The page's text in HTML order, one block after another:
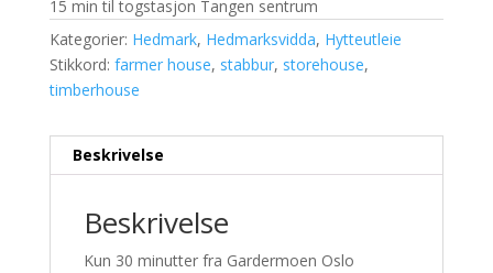
15 min til togstasjon Tangen sentrum
Kategorier: Hedmark, Hedmarksvidda, Hytteutleie
Stikkord: farmer house, stabbur, storehouse,
timberhouse
Beskrivelse
Beskrivelse
Kun 30 minutter fra Gardermoen Oslo